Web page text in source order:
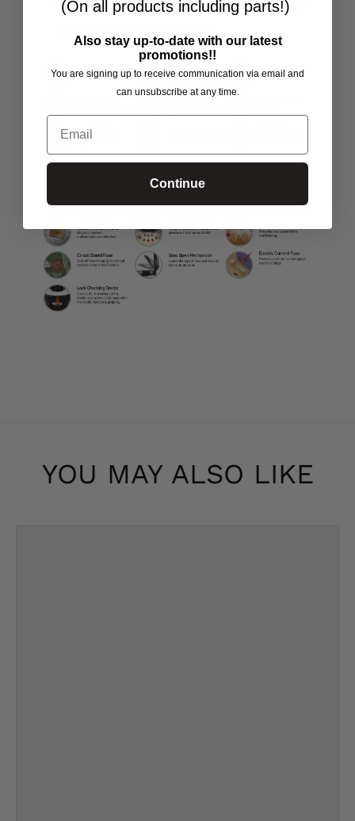
YOU MAY ALSO LIKE
(On all products including parts!)
Also stay up-to-date with our latest
promotions!!
You are signing up to receive communication via email and
can unsubscribe at any time.
Email
Continue